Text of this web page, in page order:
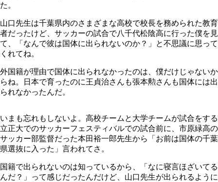
た。
山口先生は千葉県内のさまざまな高校で校長を務められた教育
者だったけど、サッカーの試合で八千代松陰高に行った僕を見
て、「なんで彼は国体に出られないのか？」と不思議に思って
くれてね。
外国籍が理由で国体に出られなかったのは、僕だけじゃないか
らね。日本で育ったのに王貞治さんも張本勲さんも国体には出
られなかったんだ。
いまも忘れもしないよ。高校チームと大学チームが試合をする
立正大でのサッカーフェスティバルでの試合前に、市原緑高の
サッカー部監督だった本田裕一郎先生から「お前は国体の千葉
県選抜に入った」言われてさ。
国籍で出られないのは知っているから、「なに寝言ほざいてる
んだ？」って感じだったんだけど、山口先生が出られるように